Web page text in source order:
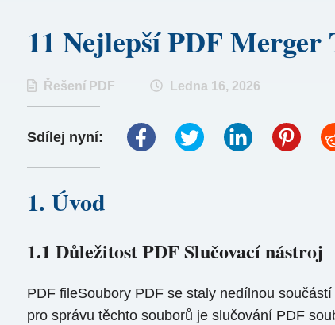
11 Nejlepší PDF
Řešení PDF Ledna 16, 2026
Sdílej nyní:
1. Úvod
1.1 Důležitost PDF Slučovací nástroj
PDF fileSoubory PDF se staly nedílnou
pro správu těchto souborů je slučování PDF